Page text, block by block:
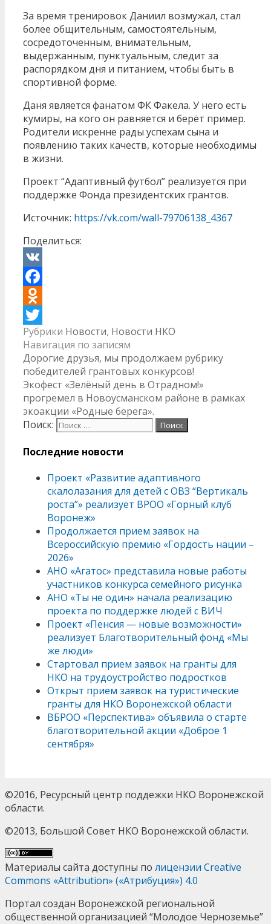
За время тренировок Даниил возмужал, стал
более общительным, самостоятельным,
сосредоточенным, внимательным,
выдержанным, пунктуальным, следит за
распорядком дня и питанием, чтобы быть в
спортивной форме.
Даня является фанатом ФК Факела. У него есть
кумиры, на кого он равняется и берёт пример.
Родители искренне рады успехам сына и
появлению таких качеств, которые необходимы
в жизни.
Проект “Адаптивный футбол” реализуется при
поддержке Фонда президентских грантов.
Источник: https://vk.com/wall-79706138_4367
Поделиться:
VK
Facebook
Odnoklassniki
Twitter
Рубрики Новости, Новости НКО
Навигация по записям
Дорогие друзья, мы продолжаем рубрику
победителей грантовых конкурсов!
Экофест «Зелёный день в Отрадном!»
прогремел в Новоусманском районе в рамках
экоакции «Родные берега».
Поиск:
Последние новости
Проект «Развитие адаптивного
скалолазания для детей с ОВЗ “Вертикаль
роста”» реализует ВРОО «Горный клуб
Воронеж»
Продолжается прием заявок на
Всероссийскую премию «Гордость нации –
2026»
АНО «Агатос» представила новые работы
участников конкурса семейного рисунка
АНО «Ты не один» начала реализацию
проекта по поддержке людей с ВИЧ
Проект «Пенсия — новые возможности»
реализует Благотворительный фонд «Мы
же люди»
Стартовал прием заявок на гранты для
НКО на трудоустройство подростков
Открыт прием заявок на туристические
гранты для НКО Воронежской области
ВБРОО «Перспектива» объявила о старте
благотворительной акции «Доброе 1
сентября»
©2016, Ресурсный центр поддежки НКО Воронежской
области.
©2013, Большой Совет НКО Воронежской области.
Материалы сайта доступны по лицензии Creative
Commons «Attribution» («Атрибуция») 4.0
Портал создан Воронежской региональной
общественной организацией “Молодое Черноземье”